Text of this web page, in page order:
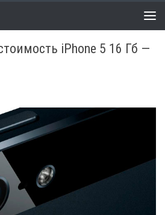
0 COMMENTS
iPhone 5 16 Гб —